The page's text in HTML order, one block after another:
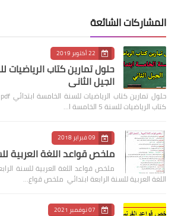
المشاركات الشائعة
22 أكتوبر 2019
الجيل الثاني
كتاب الرياضيات للسنة 5 الخامسة ا…
09 فبراير 2018
ملخص قواعد اللغة العربية
ملخص قواعد اللغة العربية للسنة
اللغة العربية للسنة الرابعة ابتدائي ملخص قواع…
07 نوفمبر 2021